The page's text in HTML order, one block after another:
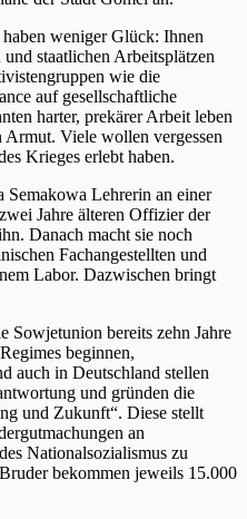
weniger Glück: Ihnen
staatlichen Arbeitsplätzen
wie die
auf gesellschaftliche
harter, prekärer Arbeit leben
Armut. Viele wollen vergessen
Krieges erlebt haben.
Lehrerin an einer
Jahre älteren Offizier der
Danach macht sie noch
Fachangestellten und
Labor. Dazwischen bringt
Sowjetunion bereits zehn Jahre
beginnen,
auch in Deutschland stellen
und gründen die
und Zukunft“. Diese stellt
an
Nationalsozialismus zu
bekommen jeweils 15.000